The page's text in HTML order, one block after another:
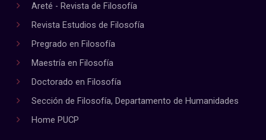
Areté - Revista de Filosofía
Revista Estudios de Filosofía
Pregrado en Filosofía
Maestría en Filosofía
Doctorado en Filosofía
Sección de Filosofía, Departamento de Humanidades
Home PUCP